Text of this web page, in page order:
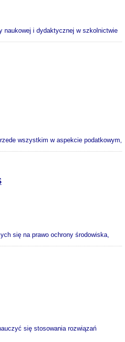
naukowej i dydaktycznej w szkolnictwie
wszystkim w aspekcie podatkowym,
się na prawo ochrony środowiska,
się stosowania rozwiązań